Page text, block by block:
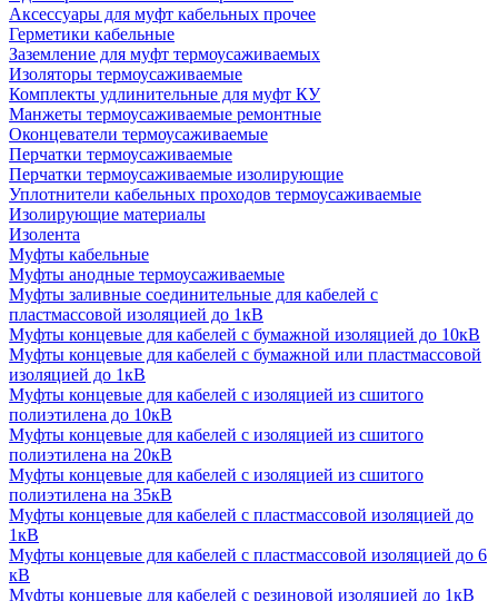
Аксессуары для муфт кабельных прочее
Герметики кабельные
Заземление для муфт термоусаживаемых
Изоляторы термоусаживаемые
Комплекты удлинительные для муфт КУ
Манжеты термоусаживаемые ремонтные
Оконцеватели термоусаживаемые
Перчатки термоусаживаемые
Перчатки термоусаживаемые изолирующие
Уплотнители кабельных проходов термоусаживаемые
Изолирующие материалы
Изолента
Муфты кабельные
Муфты анодные термоусаживаемые
Муфты заливные соединительные для кабелей с
пластмассовой изоляцией до 1кВ
Муфты концевые для кабелей с бумажной изоляцией до 10кВ
Муфты концевые для кабелей с бумажной или пластмассовой
изоляцией до 1кВ
Муфты концевые для кабелей с изоляцией из сшитого
полиэтилена до 10кВ
Муфты концевые для кабелей с изоляцией из сшитого
полиэтилена на 20кВ
Муфты концевые для кабелей с изоляцией из сшитого
полиэтилена на 35кВ
Муфты концевые для кабелей с пластмассовой изоляцией до
1кВ
Муфты концевые для кабелей с пластмассовой изоляцией до 6
кВ
Муфты концевые для кабелей с резиновой изоляцией до 1кВ